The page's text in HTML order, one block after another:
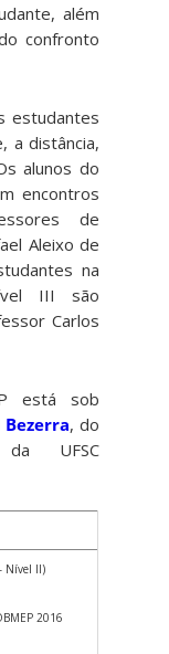
além
confronto
estudantes
a distância,
alunos do
encontros
de
Aleixo de
na
III são
Carlos
está sob
, do
da UFSC
Nível II)
2016